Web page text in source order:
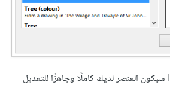
وبعد الضغط على Import سيكون العنصر لديك كاملًا وجاهزًا للتعديل